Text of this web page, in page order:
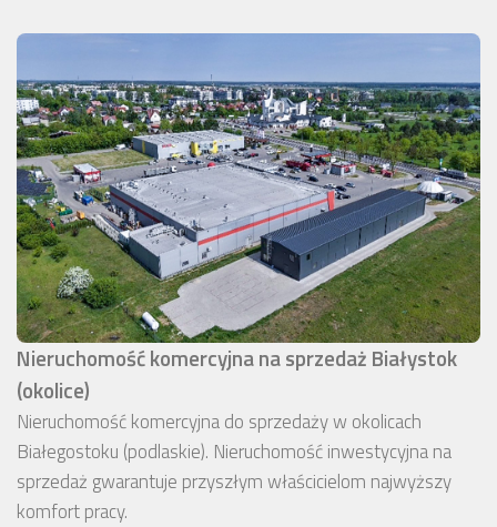
Nieruchomość komercyjna na sprzedaż Białystok
(okolice)
Nieruchomość komercyjna do sprzedaży w okolicach
Białegostoku (podlaskie). Nieruchomość inwestycyjna na
sprzedaż gwarantuje przyszłym właścicielom najwyższy
komfort pracy.